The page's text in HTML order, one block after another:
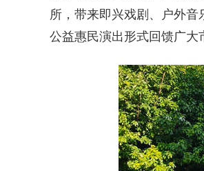
所，带来即兴戏剧、户外音
公益惠民演出形式回馈广大